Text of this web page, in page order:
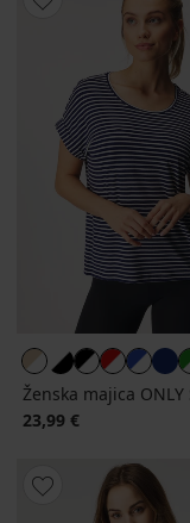
Ženska majica
23,99 €